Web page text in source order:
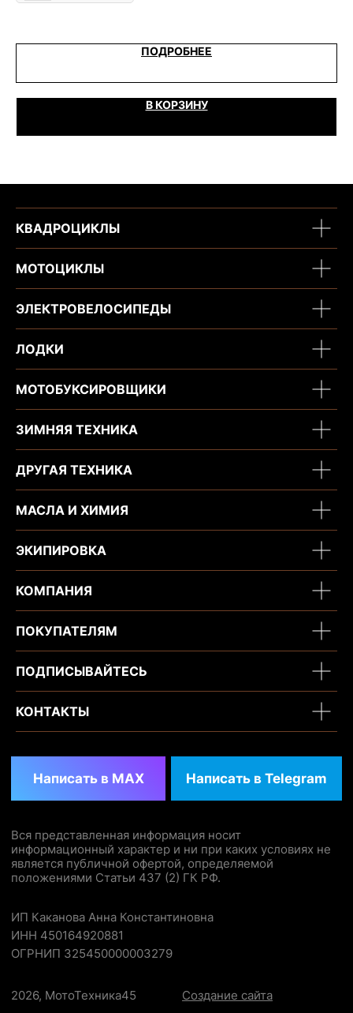
ПОДРОБНЕЕ
В КОРЗИНУ
КВАДРОЦИКЛЫ
МОТОЦИКЛЫ
ЭЛЕКТРОВЕЛОСИПЕДЫ
ЛОДКИ
МОТОБУКСИРОВЩИКИ
ЗИМНЯЯ ТЕХНИКА
ДРУГАЯ ТЕХНИКА
МАСЛА И ХИМИЯ
ЭКИПИРОВКА
КОМПАНИЯ
ПОКУПАТЕЛЯМ
ПОДПИСЫВАЙТЕСЬ
КОНТАКТЫ